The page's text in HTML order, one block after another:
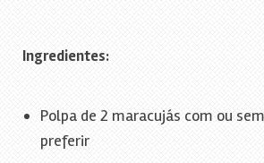
Ingredientes:
Polpa de 2 maracujás com ou
preferir